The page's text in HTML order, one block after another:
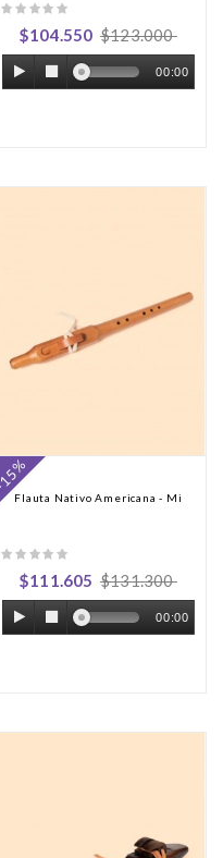
$104.550 $123.000
00:00
Flauta Nativo Americana - Mi
$111.605 $131.300
00:00
-15%